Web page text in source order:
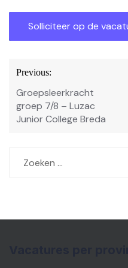
Bericht
navigatie
Previous:
Groepsleerkracht
groep 7/8 – Luzac
Junior College Breda
naar: